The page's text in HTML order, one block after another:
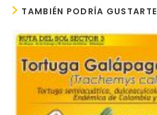
TAMBIÉN PODRÍA GUSTARTE